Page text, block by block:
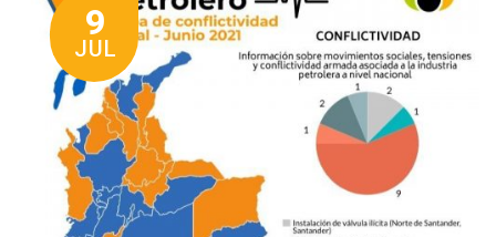
9
JUL